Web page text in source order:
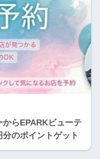
からEPARKビューテ
のポイントゲット